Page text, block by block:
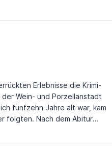
(2010), der den
Literaturpreis. "Schatten
des Jahres. Foto:
Erlebnisse die Krimi-
fünfzehn Jahre alt war, kam
folgten. Nach dem Abitur
Traum vom Schreiben zu